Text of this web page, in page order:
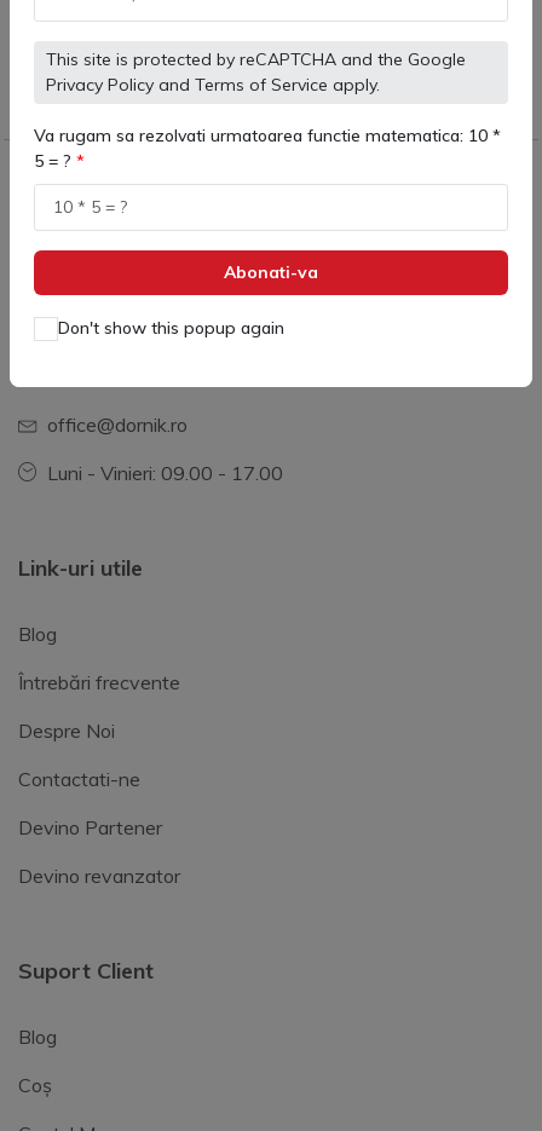
This site is protected by reCAPTCHA and the Google
Privacy Policy and Terms of Service apply.
Va rugam sa rezolvati urmatoarea functie matematica: 10 *
5 = ?
Abonati-va
Don't show this popup again
singuranta
calitate garantata
Mereu disponibil sa va
Dornik Total Services
+40 731 379 390
office@dornik.ro
Luni - Vinieri: 09.00 - 17.00
Link-uri utile
Blog
Întrebări frecvente
Despre Noi
Contactati-ne
Devino Partener
Devino revanzator
Suport Client
Blog
Coș